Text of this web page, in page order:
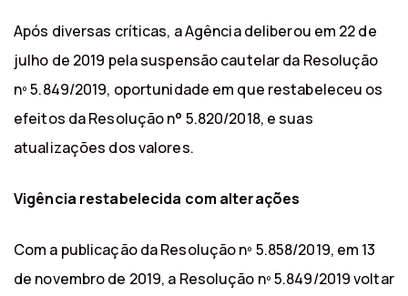
Após diversas críticas, a Agência deliberou em 22 de
julho de 2019 pela suspensão cautelar da Resolução
nº 5.849/2019, oportunidade em que restabeleceu os
efeitos da Resolução n° 5.820/2018, e suas
atualizações dos valores.
Vigência restabelecida com alterações
Com a publicação da Resolução nº 5.858/2019, em 13
de novembro de 2019, a Resolução nº 5.849/2019 voltar